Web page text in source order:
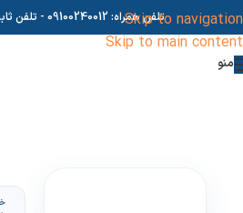
Skip to navigation
Skip to main content
تلفن همراه: 09100240012 - تلفن
منو